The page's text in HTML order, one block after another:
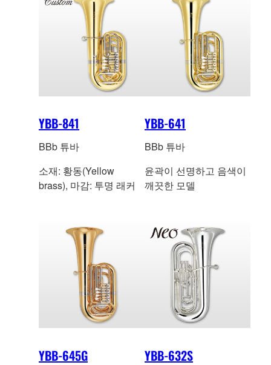
YBB-841
BBb 튜바
소재: 황동(Yellow
brass), 마감: 투명 래커
YBB-641
BBb 튜바
윤곽이 선명하고 음색이
깨끗한 모델
YBB-645G YBB-632S